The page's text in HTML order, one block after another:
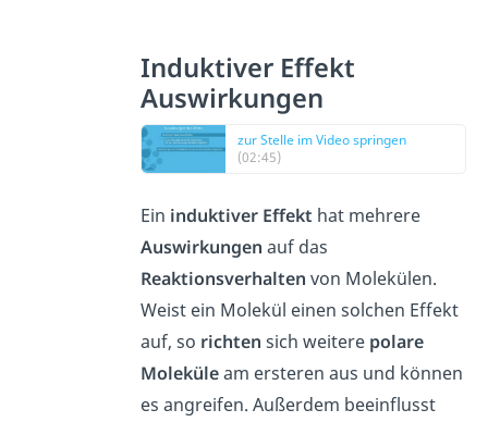
Induktiver Effekt
Auswirkungen
zur Stelle im Video springen
(02:45)
Ein induktiver Effekt hat mehrere
Auswirkungen auf das
Reaktionsverhalten von Molekülen.
Weist ein Molekül einen solchen Effekt
auf, so richten sich weitere polare
Moleküleam ersteren aus und können
es angreifen. Außerdem beeinflusst